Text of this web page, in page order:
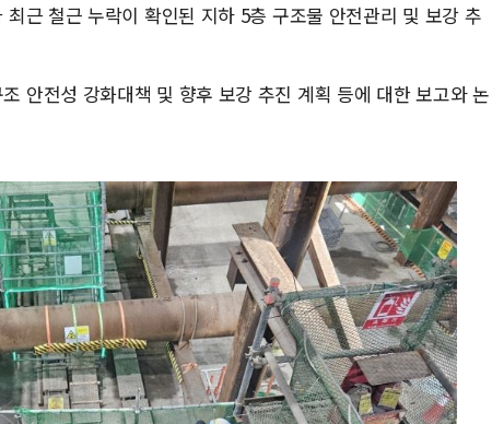
근 철근 누락이 확인된 지하 5층 구조물 안전관리 및 보강 추
안전성 강화대책 및 향후 보강 추진 계획 등에 대한 보고와 논